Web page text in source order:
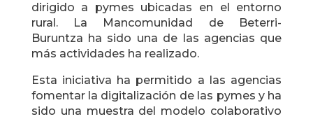
dirigido a pymes ubicadas en el entorno
rural. La Mancomunidad de Beterri-
Buruntza ha sido una de las agencias que
más actividades ha realizado.
Esta iniciativa ha permitido a las agencias
fomentar la digitalización de las pymes y ha
sido una muestra del modelo colaborativo